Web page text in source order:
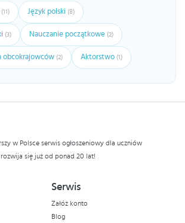
(11) Język polski (8)
(3) Nauczanie początkowe (2)
obcokrajowców (2) Aktorstwo (1)
w Polsce serwis ogłoszeniowy dla uczniów
się już od ponad 20 lat!
Serwis
Załóż konto
Blog